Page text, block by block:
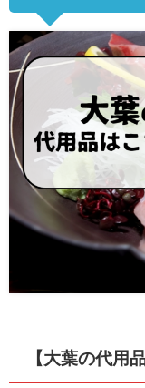
【大葉の代用